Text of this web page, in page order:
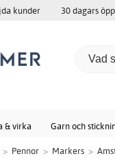
kunder 30 dagars
& virka Garn och
> Pennor > Markers >